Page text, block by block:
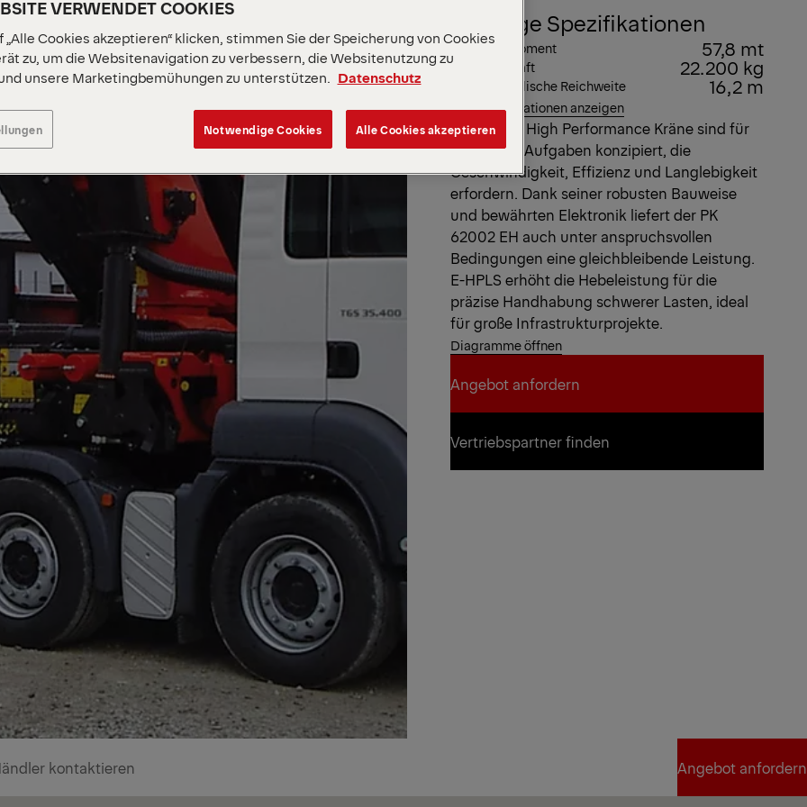
Wichtige Spezifikationen
Max. Hubmoment 57,8 mt
Max. Hubkraft 22.200 kg
Max. hydraulische Reichweite 16,2 m
Alle Spezifikationen anzeigen
Unsere EH High Performance Kräne sind für
alltägliche Aufgaben konzipiert, die
Geschwindigkeit, Effizienz und Langlebigkeit
erfordern. Dank seiner robusten Bauweise
und bewährten Elektronik liefert der PK
62002 EH auch unter anspruchsvollen
Bedingungen eine gleichbleibende Leistung.
E-HPLS erhöht die Hebeleistung für die
präzise Handhabung schwerer Lasten, ideal
für große Infrastrukturprojekte.
Diagramme öffnen
Angebot anfordern
Angebot anfordern
Vertriebspartner finden
kontaktieren Angebot anfordern
VERWENDET COOKIES
„Alle Cookies akzeptieren“ klicken, stimmen Sie der Speicherung von Cookies
zu, um die Websitenavigation zu verbessern, die Websitenutzung zu
unsere Marketingbemühungen zu unterstützen.
Datenschutz
Notwendige Cookies Alle Cookies akzeptieren